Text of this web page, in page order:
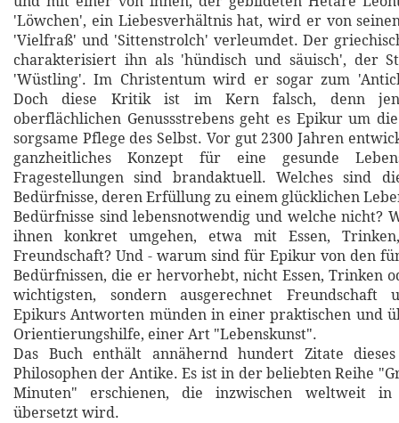
'Löwchen', ein Liebesverhältnis hat, wird er von
'Vielfraß' und 'Sittenstrolch' verleumdet. Der
charakterisiert ihn als 'hündisch und säuisch', der
'Wüstling'. Im Christentum wird er sogar zum
Doch diese Kritik ist im Kern falsch, denn
oberflächlichen Genussstrebens geht es Epikur um
sorgsame Pflege des Selbst. Vor gut 2300 Jahren
ganzheitliches Konzept für eine gesunde
Fragestellungen sind brandaktuell. Welches sind
Bedürfnisse, deren Erfüllung zu einem glücklichen
Bedürfnisse sind lebensnotwendig und welche nicht?
ihnen konkret umgehen, etwa mit Essen,
Freundschaft? Und - warum sind für Epikur von den
Bedürfnissen, die er hervorhebt, nicht Essen, Trinken
wichtigsten, sondern ausgerechnet Freundschaft
Epikurs Antworten münden in einer praktischen und
Orientierungshilfe, einer Art "Lebenskunst".
Das Buch enthält annähernd hundert Zitate dieses
Philosophen der Antike. Es ist in der beliebten Reihe
Minuten" erschienen, die inzwischen weltweit in
übersetzt wird.